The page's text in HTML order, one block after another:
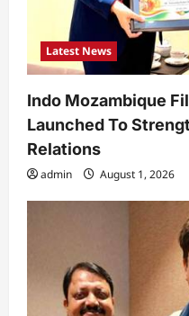
Latest News
Indo Mozambique
Launched To
Relations
admin August 1, 2026